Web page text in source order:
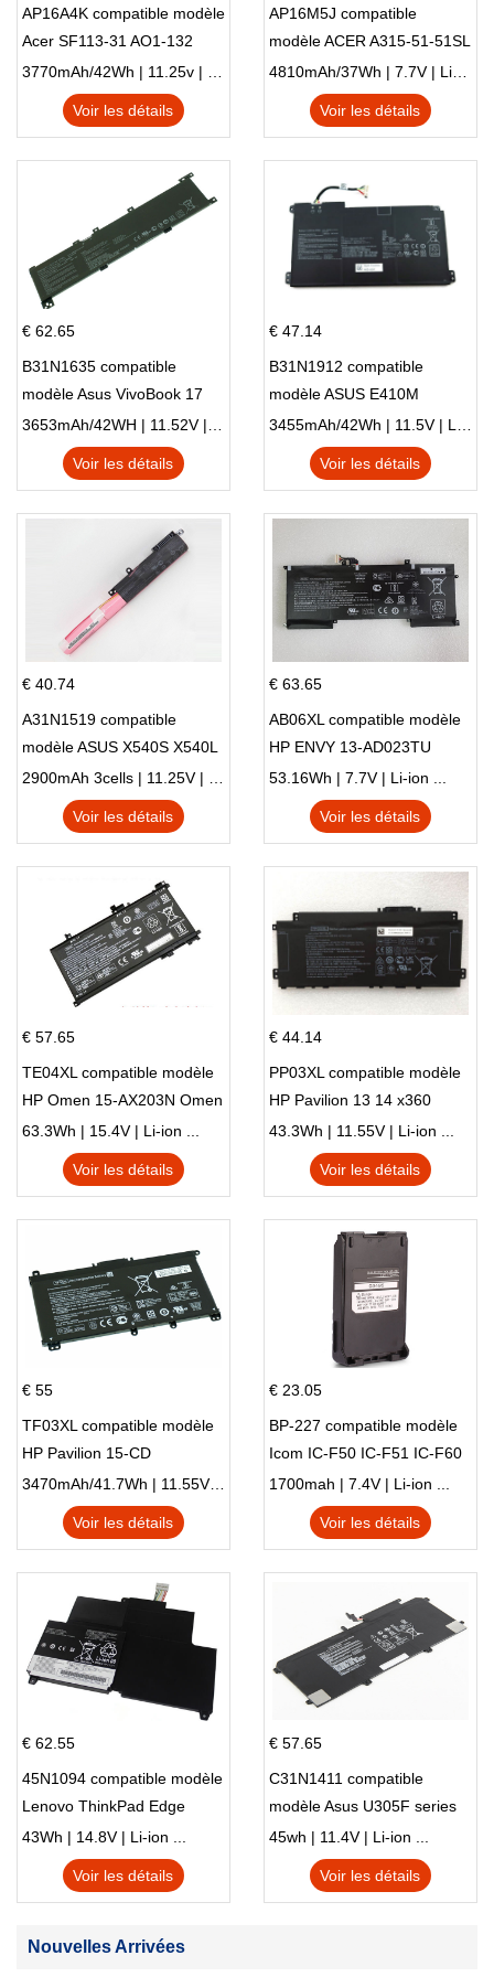
AP16A4K compatible modèle
Acer SF113-31 AO1-132
NE132
3770mAh/42Wh | 11.25v | Li-ion ...
Voir les détails
AP16M5J compatible
modèle ACER A315-51-51SL
N17Q1 SERIES
4810mAh/37Wh | 7.7V | Li-ion ...
Voir les détails
€ 62.65
B31N1635 compatible
modèle Asus VivoBook 17
X705NC X705UA X705UV
X705UN X705UD
3653mAh/42WH | 11.52V | Li-ion ...
Voir les détails
€ 47.14
B31N1912 compatible
modèle ASUS E410M
E410MA L410MA
3455mAh/42Wh | 11.5V | Li-ion ...
Voir les détails
€ 40.74
A31N1519 compatible
modèle ASUS X540S X540L
X540LA-SI302 X540SA
X540S
2900mAh 3cells | 11.25V | Li-ion ...
Voir les détails
€ 63.65
AB06XL compatible modèle
HP ENVY 13-AD023TU
HSTNN-DB8C 921438-855
TPN-I128
53.16Wh | 7.7V | Li-ion ...
Voir les détails
€ 57.65
TE04XL compatible modèle
HP Omen 15-AX203N Omen
15 Series Pavilion 15 Series
63.3Wh | 15.4V | Li-ion ...
Voir les détails
€ 44.14
PP03XL compatible modèle
HP Pavilion 13 14 x360
L83388-AC1 L83388-421
HSTNN-LB8S M01118-421
M01144-005 13-BB 14-DV
43.3Wh | 11.55V | Li-ion ...
Voir les détails
€ 55
TF03XL compatible modèle
HP Pavilion 15-CD
3470mAh/41.7Wh | 11.55V | Li-ion ...
Voir les détails
€ 23.05
BP-227 compatible modèle
Icom IC-F50 IC-F51 IC-F60
IC-F61 IC-M87
1700mah | 7.4V | Li-ion ...
Voir les détails
€ 62.55
45N1094 compatible modèle
Lenovo ThinkPad Edge
S230u Twist
43Wh | 14.8V | Li-ion ...
Voir les détails
€ 57.65
C31N1411 compatible
modèle Asus U305F series
45wh | 11.4V | Li-ion ...
Voir les détails
Nouvelles Arrivées